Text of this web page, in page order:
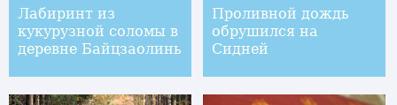
Лабиринт из
кукурузной соломы в
деревне Байцзаолинь
Проливной дождь
обрушился на
Сидней